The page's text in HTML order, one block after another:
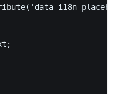
i18n-